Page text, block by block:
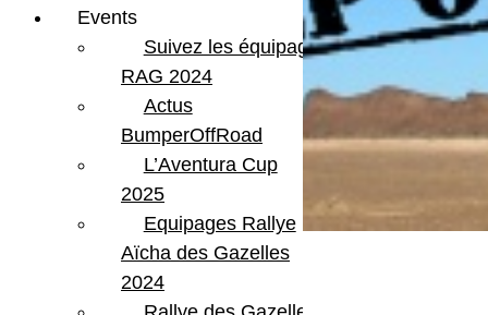
Events
Suivez les équipages
RAG 2024
Actus
BumperOffRoad
L’Aventura Cup
2025
Equipages Rallye
Aïcha des Gazelles
2024